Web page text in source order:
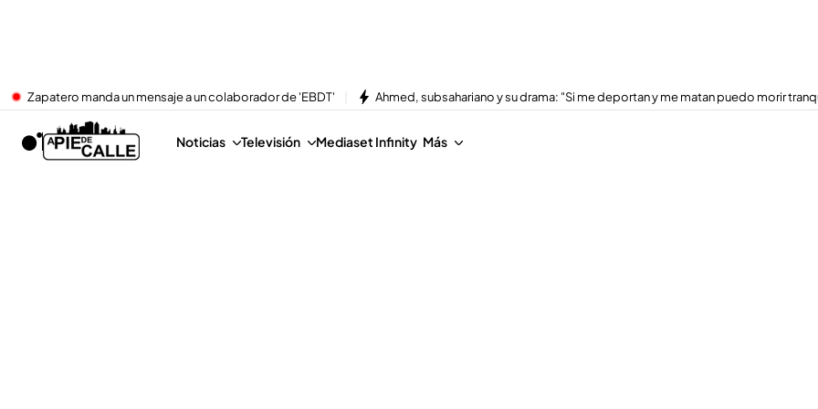
Zapatero manda un mensaje a un colaborador de 'EBDT' Ahmed, subsahariano y su drama: "Si me deportan y me matan puedo morir
Noticias Televisión Mediaset Infinity Más